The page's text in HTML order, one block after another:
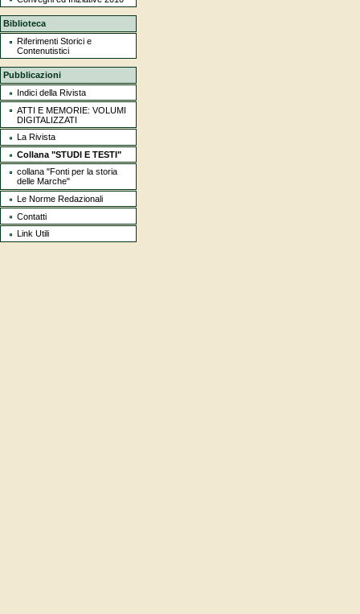
Biblioteca
Riferimenti Storici e
Contenutistici
Pubblicazioni
Indici della Rivista
ATTI E MEMORIE: VOLUMI
DIGITALIZZATI
La Rivista
Collana "STUDI E TESTI"
collana "Fonti per la storia
delle Marche"
Le Norme Redazionali
Contatti
Link Utili